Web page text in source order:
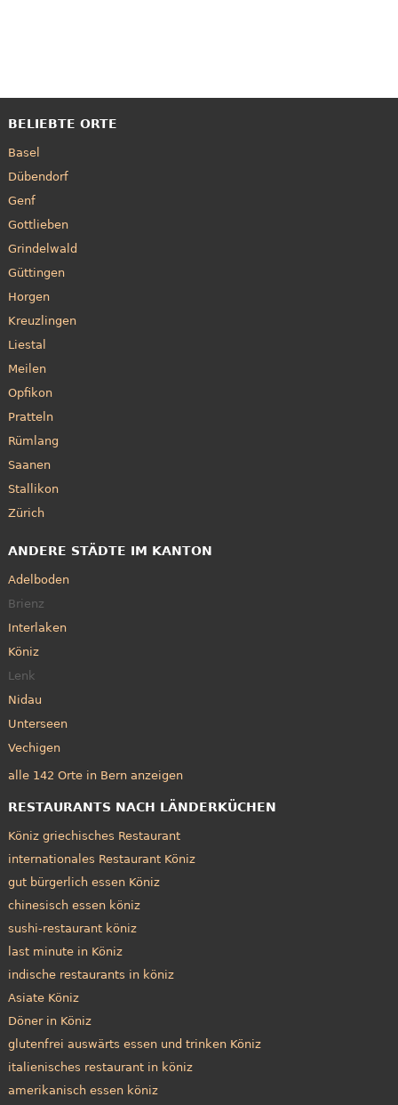
BELIEBTE ORTE
Basel
Dübendorf
Genf
Gottlieben
Grindelwald
Güttingen
Horgen
Kreuzlingen
Liestal
Meilen
Opfikon
Pratteln
Rümlang
Saanen
Stallikon
Zürich
ANDERE STÄDTE IM KANTON
Adelboden
Brienz
Interlaken
Köniz
Lenk
Nidau
Unterseen
Vechigen
alle 142 Orte in Bern anzeigen
RESTAURANTS NACH LÄNDERKÜCHEN
Köniz griechisches Restaurant
internationales Restaurant Köniz
gut bürgerlich essen Köniz
chinesisch essen köniz
sushi-restaurant köniz
last minute in Köniz
indische restaurants in köniz
Asiate Köniz
Döner in Köniz
glutenfrei auswärts essen und trinken Köniz
italienisches restaurant in köniz
amerikanisch essen köniz